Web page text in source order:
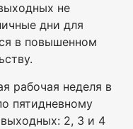
не
дни для
в повышенном
рабочая неделя в
пятидневному
2, 3 и 4